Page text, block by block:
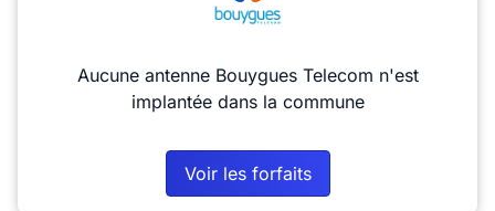
Aucune antenne Bouygues Telecom n'est
implantée dans la commune
Voir les forfaits